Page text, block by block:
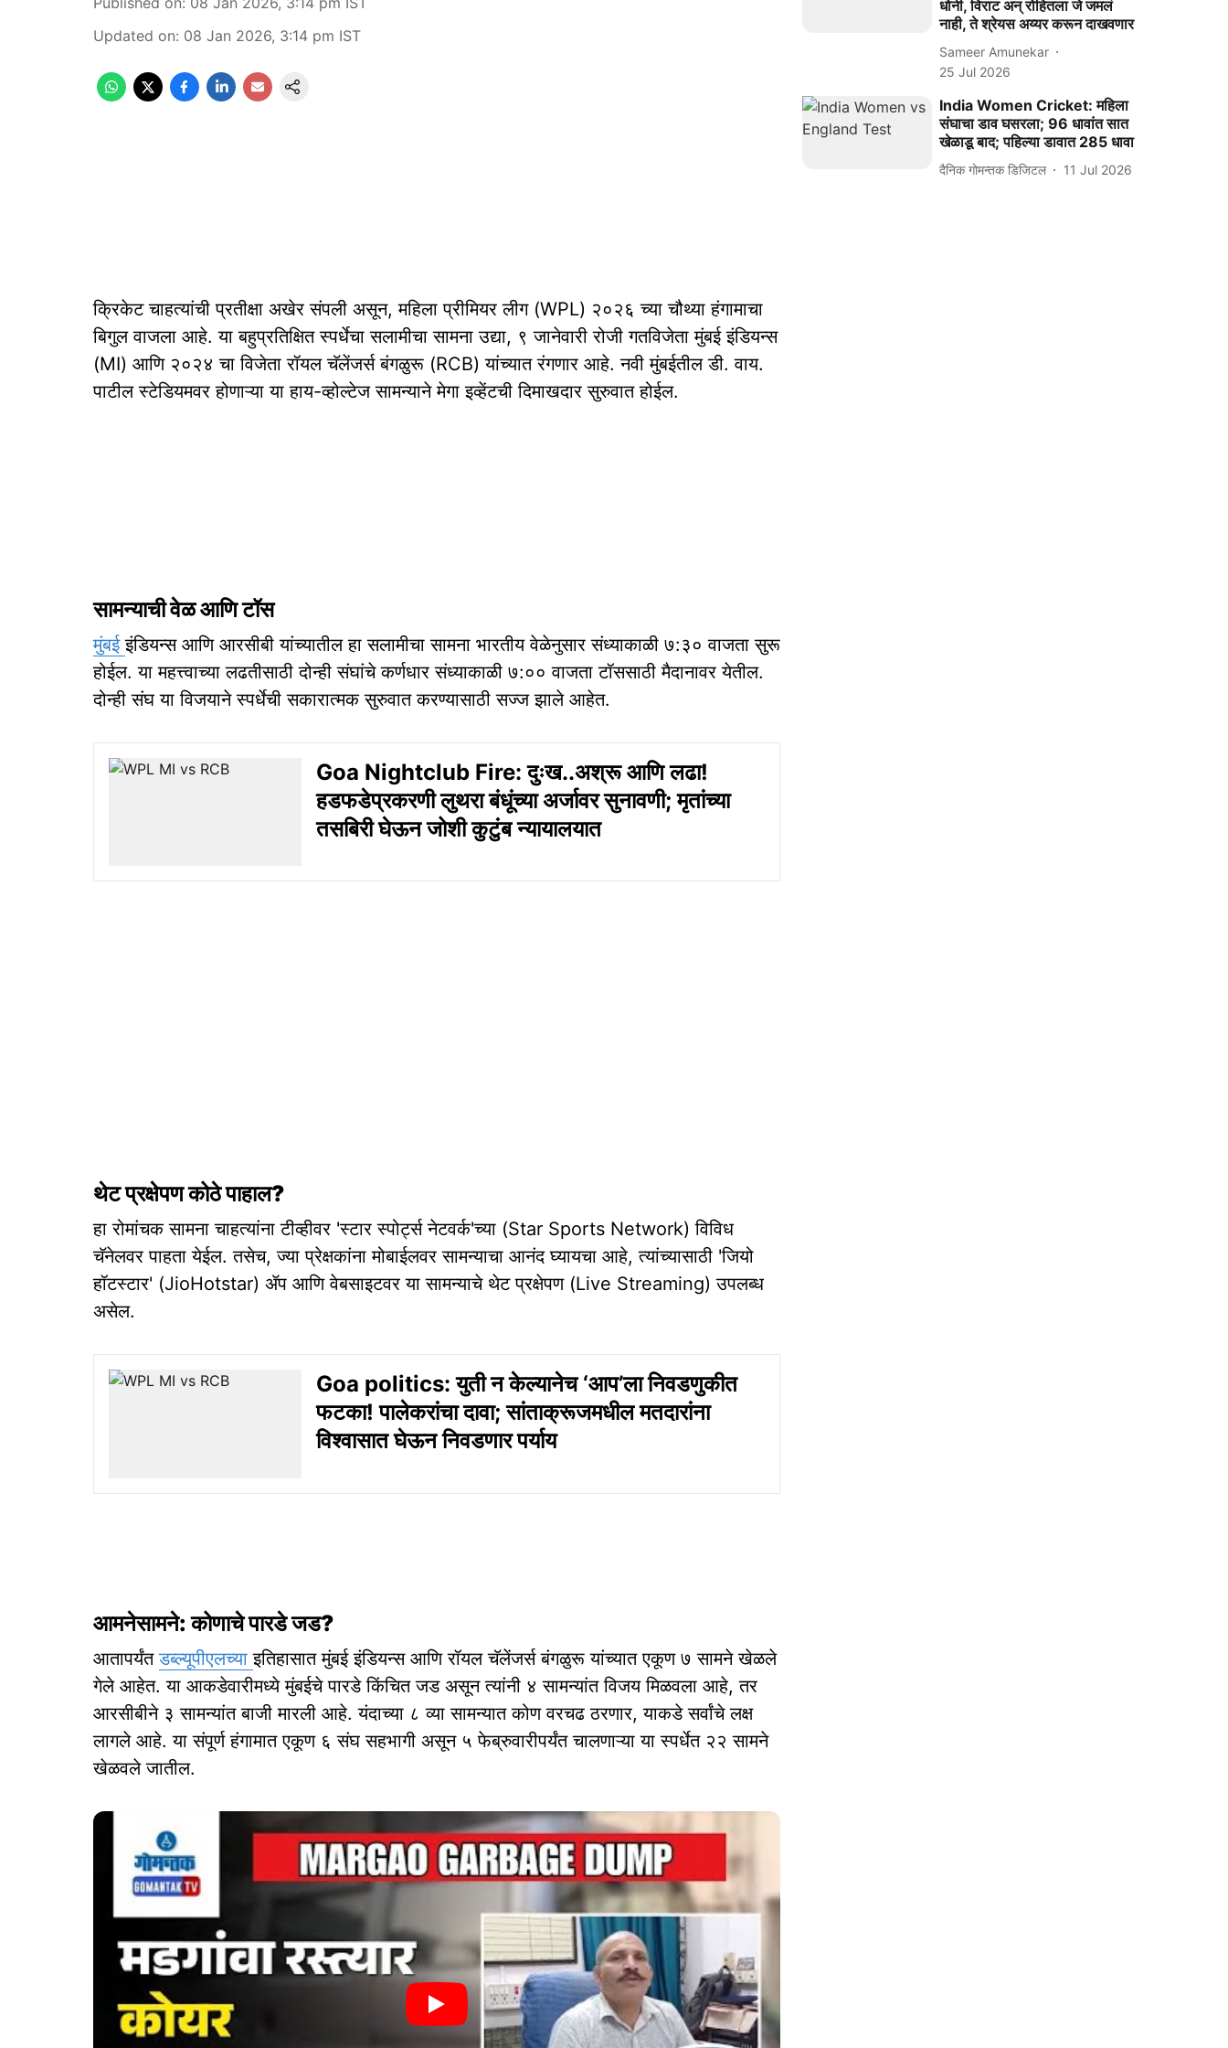
Updated on: 08 Jan 2026, 3:14 pm IST
क्रिकेट चाहत्यांची प्रतीक्षा अखेर संपली असून, महिला प्रीमियर लीग (WPL) २०२६ च्या चौथ्या हंगामाचा
बिगुल वाजला आहे. या बहुप्रतिक्षित स्पर्धेचा सलामीचा सामना उद्या, ९ जानेवारी रोजी गतविजेता मुंबई इंडियन्स
(MI) आणि २०२४ चा विजेता रॉयल चॅलेंजर्स बंगळुरू (RCB) यांच्यात रंगणार आहे. नवी मुंबईतील डी. वाय.
पाटील स्टेडियमवर होणाऱ्या या हाय-व्होल्टेज सामन्याने मेगा इव्हेंटची दिमाखदार सुरुवात होईल.
सामन्याची वेळ आणि टॉस
मुंबईइंडियन्स आणि आरसीबी यांच्यातील हा सलामीचा सामना भारतीय वेळेनुसार संध्याकाळी ७:३० वाजता सुरू
होईल. या महत्त्वाच्या लढतीसाठी दोन्ही संघांचे कर्णधार संध्याकाळी ७:०० वाजता टॉससाठी मैदानावर येतील.
दोन्ही संघ या विजयाने स्पर्धेची सकारात्मक सुरुवात करण्यासाठी सज्ज झाले आहेत.
Goa Nightclub Fire: दुःख..अश्रू आणि लढा!
हडफडेप्रकरणी लुथरा बंधूंच्‍या अर्जावर सुनावणी; मृतांच्या
तसबिरी घेऊन जोशी कुटुंब न्यायालयात
थेट प्रक्षेपण कोठे पाहाल?
हा रोमांचक सामना चाहत्यांना टीव्हीवर 'स्टार स्पोर्ट्स नेटवर्क'च्या (Star Sports Network) विविध
चॅनेलवर पाहता येईल. तसेच, ज्या प्रेक्षकांना मोबाईलवर सामन्याचा आनंद घ्यायचा आहे, त्यांच्यासाठी 'जियो
हॉटस्टार' (JioHotstar) ॲप आणि वेबसाइटवर या सामन्याचे थेट प्रक्षेपण (Live Streaming) उपलब्ध
असेल.
Goa politics: युती न केल्‍यानेच ‘आप’ला निवडणुकीत
फटका! पालेकरांचा दावा; सांताक्रूजमधील मतदारांना
विश्‍‍वासात घेऊन निवडणार पर्याय
आमनेसामने: कोणाचे पारडे जड?
आतापर्यंतडब्ल्यूपीएलच्याइतिहासात मुंबई इंडियन्स आणि रॉयल चॅलेंजर्स बंगळुरू यांच्यात एकूण ७ सामने खेळले
गेले आहेत. या आकडेवारीमध्ये मुंबईचे पारडे किंचित जड असून त्यांनी ४ सामन्यांत विजय मिळवला आहे, तर
आरसीबीने ३ सामन्यांत बाजी मारली आहे. यंदाच्या ८ व्या सामन्यात कोण वरचढ ठरणार, याकडे सर्वांचे लक्ष
लागले आहे. या संपूर्ण हंगामात एकूण ६ संघ सहभागी असून ५ फेब्रुवारीपर्यंत चालणाऱ्या या स्पर्धेत २२ सामने
खेळवले जातील.
धोनी, विराट अन् रोहितला जे जमलं
नाही, ते श्रेयस अय्यर करून दाखवणार
Sameer Amunekar
25 Jul 2026
India Women Cricket: महिला
संघाचा डाव घसरला; 96 धावांत सात
खेळाडू बाद; पहिल्या डावात 285 धावा
दैनिक गोमन्तक डिजिटल 11 Jul 2026